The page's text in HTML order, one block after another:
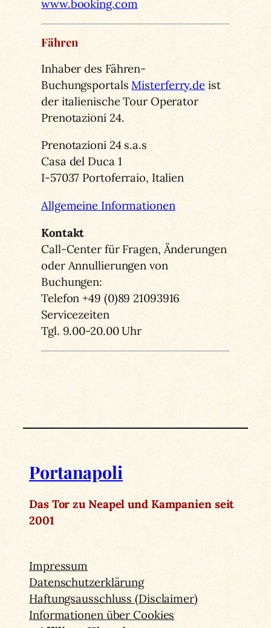
www.booking.com
Fähren
Inhaber des Fähren-
Buchungsportals Misterferry.de ist
der italienische Tour Operator
Prenotazioni 24.
Prenotazioni 24 s.a.s
Casa del Duca 1
I-57037 Portoferraio, Italien
Allgemeine Informationen
Kontakt
Call-Center für Fragen, Änderungen
oder Annullierungen von
Buchungen:
Telefon +49 (0)89 21093916
Servicezeiten
Tgl. 9.00-20.00 Uhr
Portanapoli
Das Tor zu Neapel und Kampanien seit
2001
Impressum
Datenschutzerklärung
Haftungsausschluss (Disclaimer)
Informationen über Cookies